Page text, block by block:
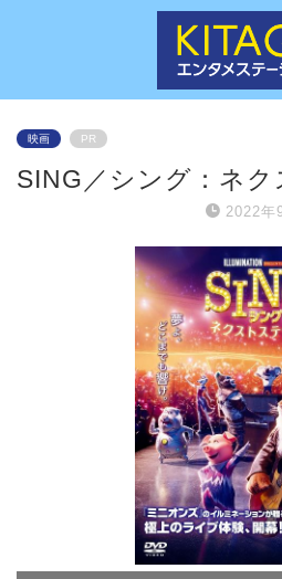
映画 PR
SING／シング：ネク
2022年